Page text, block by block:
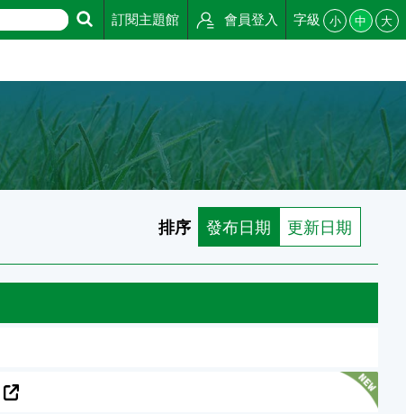
訂閱主題館 會員登入 字級 小 中 大
排序 發布日期 更新日期